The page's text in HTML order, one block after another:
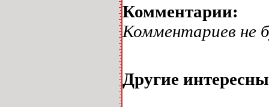
Комментарии:
Комментариев не
Другие